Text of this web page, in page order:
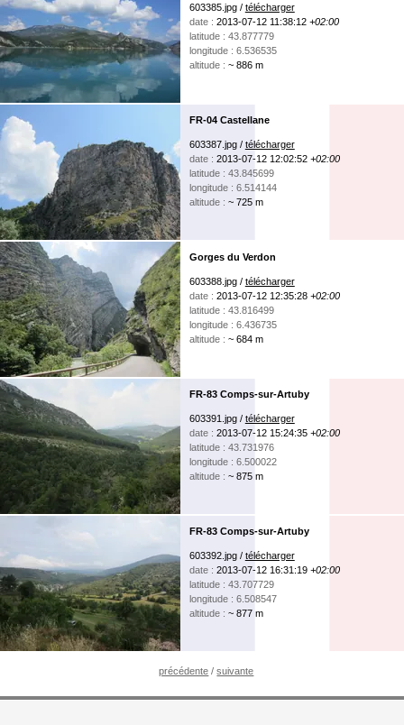
603385.jpg / télécharger
date : 2013-07-12 11:38:12 +02:00
latitude : 43.877779
longitude : 6.536535
altitude : ~ 886 m
FR-04 Castellane
603387.jpg / télécharger
date : 2013-07-12 12:02:52 +02:00
latitude : 43.845699
longitude : 6.514144
altitude : ~ 725 m
Gorges du Verdon
603388.jpg / télécharger
date : 2013-07-12 12:35:28 +02:00
latitude : 43.816499
longitude : 6.436735
altitude : ~ 684 m
FR-83 Comps-sur-Artuby
603391.jpg / télécharger
date : 2013-07-12 15:24:35 +02:00
latitude : 43.731976
longitude : 6.500022
altitude : ~ 875 m
FR-83 Comps-sur-Artuby
603392.jpg / télécharger
date : 2013-07-12 16:31:19 +02:00
latitude : 43.707729
longitude : 6.508547
altitude : ~ 877 m
précédente /suivante